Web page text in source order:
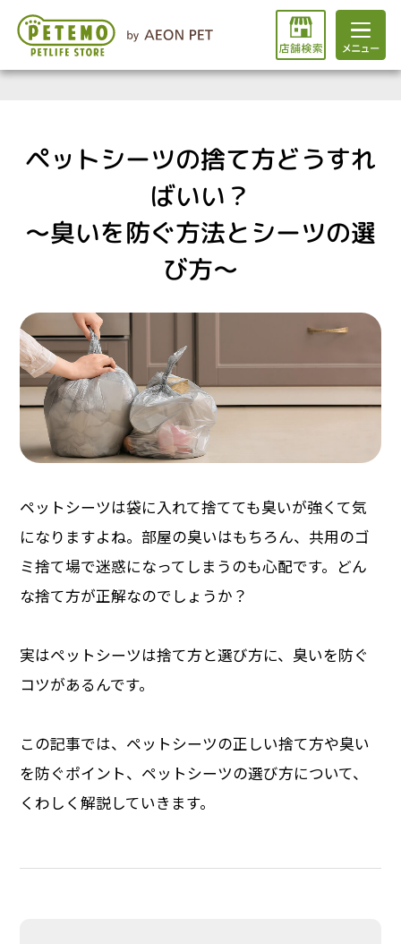
ペットシーツの捨て方どうすれ
ばいい？
～臭いを防ぐ方法とシーツの選
び方～
ペットシーツは袋に入れて捨てても臭いが強くて気
になりますよね。部屋の臭いはもちろん、共用のゴ
ミ捨て場で迷惑になってしまうのも心配です。どん
な捨て方が正解なのでしょうか？
実はペットシーツは捨て方と選び方に、臭いを防ぐ
コツがあるんです。
この記事では、ペットシーツの正しい捨て方や臭い
を防ぐポイント、ペットシーツの選び方について、
くわしく解説していきます。